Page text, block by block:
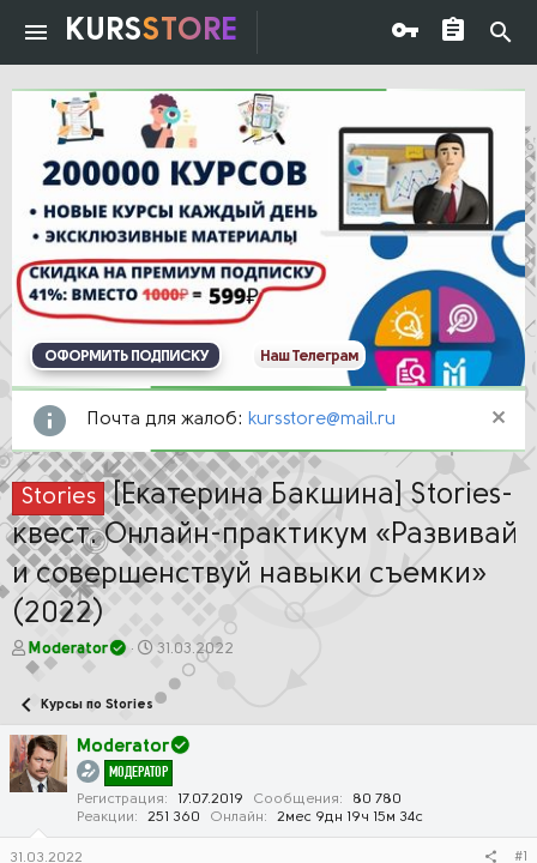
KURSSTORE
ОФОРМИТЬ ПОДПИСКУ Наш Телеграм
Почта для жалоб: kursstore@mail.ru
Stories [Екатерина Бакшина] Stories-
квест. Онлайн-практикум «Развивай
и совершенствуй навыки съемки»
(2022)
А
в
о
р
т
е
Moderator
Д
т
а
ч
а
л
а
31.03.2022
Курсы по Stories
Moderator
МОДЕРАТОР
Регистрация 17.07.2019 Сообщения
80 780
Реакции
251 360 Онлайн 2мес 9дн 19ч 15м 34с
31.03.2022 #1